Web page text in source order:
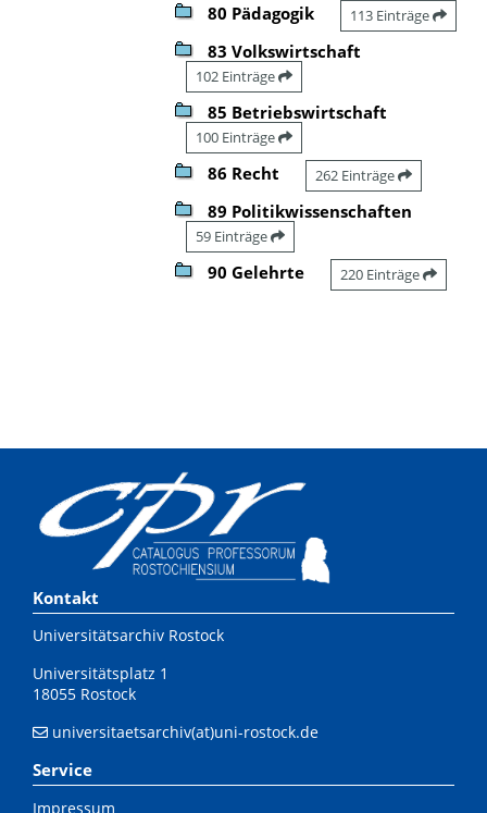
80 Pädagogik 113 Einträge
83 Volkswirtschaft
102 Einträge
85 Betriebswirtschaft
100 Einträge
86 Recht 262 Einträge
89 Politikwissenschaften
59 Einträge
90 Gelehrte 220 Einträge
Kontakt
Universitätsarchiv Rostock
Universitätsplatz 1
18055 Rostock
universitaetsarchiv(at)uni-rostock.de
Service
Impressum